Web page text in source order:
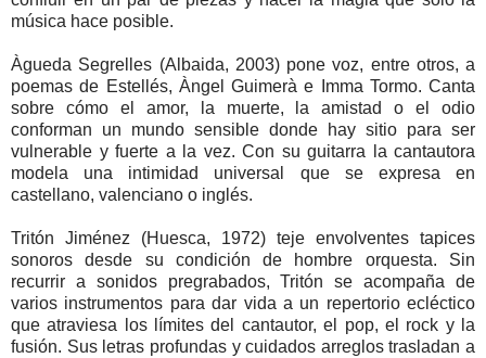
música hace posible.
Àgueda Segrelles (Albaida, 2003) pone voz, entre otros, a
poemas de Estellés, Àngel Guimerà e Imma Tormo. Canta
sobre cómo el amor, la muerte, la amistad o el odio
conforman un mundo sensible donde hay sitio para ser
vulnerable y fuerte a la vez. Con su guitarra la cantautora
modela una intimidad universal que se expresa en
castellano, valenciano o inglés.
Tritón Jiménez (Huesca, 1972) teje envolventes tapices
sonoros desde su condición de hombre orquesta. Sin
recurrir a sonidos pregrabados, Tritón se acompaña de
varios instrumentos para dar vida a un repertorio ecléctico
que atraviesa los límites del cantautor, el pop, el rock y la
fusión. Sus letras profundas y cuidados arreglos trasladan a